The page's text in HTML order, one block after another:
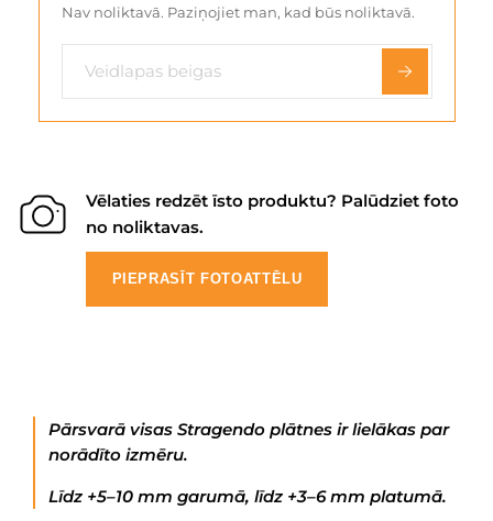
Nav noliktavā. Paziņojiet man, kad būs noliktavā.
Vēlaties redzēt īsto produktu? Palūdziet foto
no noliktavas.
PIEPRASĪT FOTOATTĒLU
Pārsvarā visas Stragendo plātnes ir lielākas par
norādīto izmēru.
Līdz +5–10 mm garumā, līdz +3–6 mm platumā.